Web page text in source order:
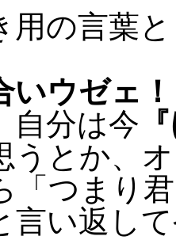
用の言葉
いウゼェ
自分は今
うとか、
「つまり
言い返し